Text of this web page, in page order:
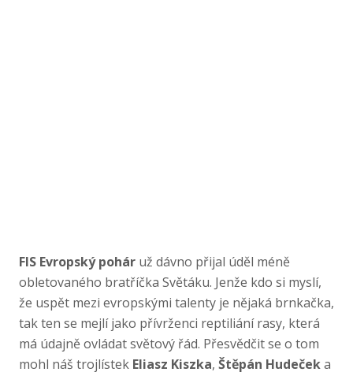
FIS Evropský pohár už dávno přijal úděl méně
obletovaného bratříčka Světáku. Jenže kdo si myslí,
že uspět mezi evropskými talenty je nějaká brnkačka,
tak ten se mejlí jako přívrženci reptiliání rasy, která
má údajně ovládat světový řád. Přesvědčit se o tom
mohl náš trojlístek Eliasz Kiszka, Štěpán Hudečeka